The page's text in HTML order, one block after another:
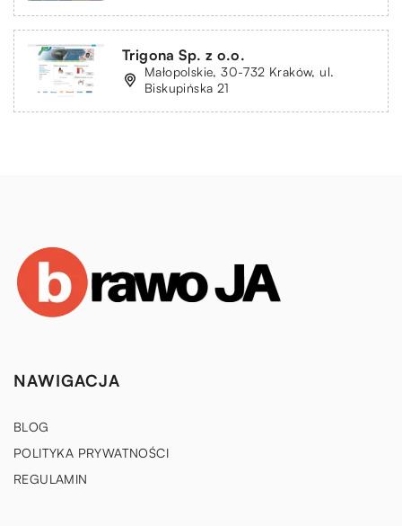
Trigona Sp. z o.o.
Małopolskie, 30-732 Kraków, ul.
Biskupińska 21
NAWIGACJA
BLOG
POLITYKA PRYWATNOŚCI
REGULAMIN